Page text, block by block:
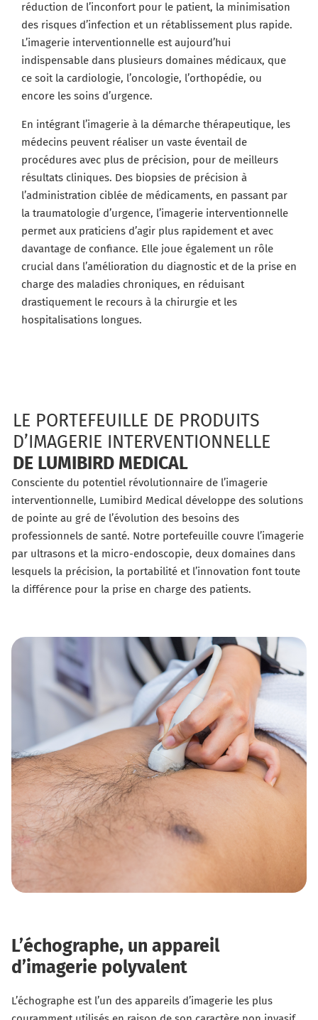
réduction de l’inconfort pour le patient, la minimisation
des risques d’infection et un rétablissement plus rapide.
L’imagerie interventionnelle est aujourd’hui
indispensable dans plusieurs domaines médicaux, que
ce soit la cardiologie, l’oncologie, l’orthopédie, ou
encore les soins d’urgence.
En intégrant l’imagerie à la démarche thérapeutique, les
médecins peuvent réaliser un vaste éventail de
procédures avec plus de précision, pour de meilleurs
résultats cliniques. Des biopsies de précision à
l’administration ciblée de médicaments, en passant par
la traumatologie d’urgence, l’imagerie interventionnelle
permet aux praticiens d’agir plus rapidement et avec
davantage de confiance. Elle joue également un rôle
crucial dans l’amélioration du diagnostic et de la prise en
charge des maladies chroniques, en réduisant
drastiquement le recours à la chirurgie et les
hospitalisations longues.
LE PORTEFEUILLE DE PRODUITS
D’IMAGERIE INTERVENTIONNELLE
DE LUMIBIRD MEDICAL
Consciente du potentiel révolutionnaire de l’imagerie
interventionnelle, Lumibird Medical développe des solutions
de pointe au gré de l’évolution des besoins des
professionnels de santé. Notre portefeuille couvre l’imagerie
par ultrasons et la micro-endoscopie, deux domaines dans
lesquels la précision, la portabilité et l’innovation font toute
la différence pour la prise en charge des patients.
L’échographe, un appareil
d’imagerie polyvalent
L’échographe est l’un des appareils d’imagerie les plus